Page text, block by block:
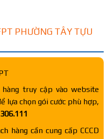
PHƯỜNG TÂY TỰU
hàng truy cập vào website
lựa chọn gói cước phù hợp,
hàng cần cung cấp CCCD